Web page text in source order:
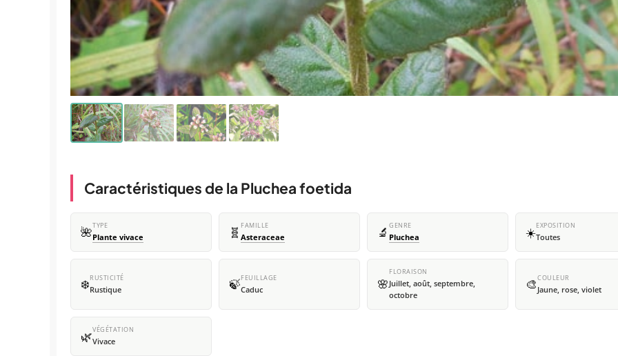
Caractéristiques de la Pluchea foetida
🌺TYPE
Plante vivace 🧬 FAMILLE
Asteraceae 🔬 GENRE
Pluchea ☀️EXPOSITION
Toutes
❄️RUSTICITÉ
Rustique 🍃FEUILLAGE
Caduc 🌸
FLORAISON
Juillet, août, septembre,
octobre
🎨COULEUR
Jaune, rose, violet
🌿VÉGÉTATION
Vivace